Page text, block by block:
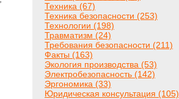
Техника (67)
Техника безопасности (253)
Технологии (198)
Травматизм (24)
Требования безопасности (211)
Факты (163)
Экология производства (53)
Электробезопасность (142)
Эргономика (33)
Юридическая консультация (105)